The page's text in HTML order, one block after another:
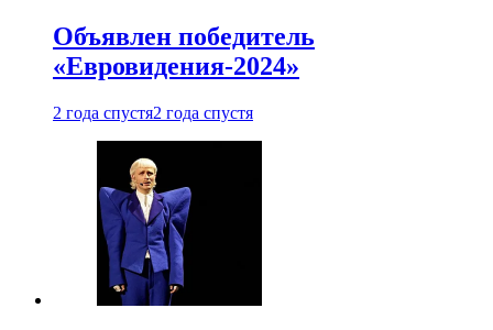
Объявлен победитель
«Евровидения-2024»
2 года спустя2 года спустя